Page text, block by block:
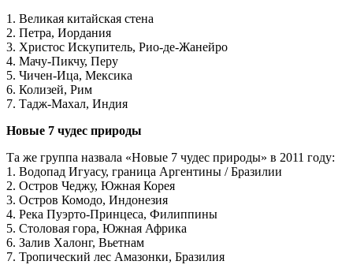
1. Великая китайская стена
2. Петра, Иордания
3. Христос Искупитель, Рио-де-Жанейро
4. Мачу-Пикчу, Перу
5. Чичен-Ица, Мексика
6. Колизей, Рим
7. Тадж-Махал, Индия
Новые 7 чудес природы
Та же группа назвала «Новые 7 чудес природы» в 2011 году:
1. Водопад Игуасу, граница Аргентины / Бразилии
2. Остров Чеджу, Южная Корея
3. Остров Комодо, Индонезия
4. Река Пуэрто-Принцеса, Филиппины
5. Столовая гора, Южная Африка
6. Залив Халонг, Вьетнам
7. Тропический лес Амазонки, Бразилия